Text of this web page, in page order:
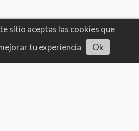
el comercio
stock mientras
crisis
sitio aceptas las cookies que
tu experiencia
Ok